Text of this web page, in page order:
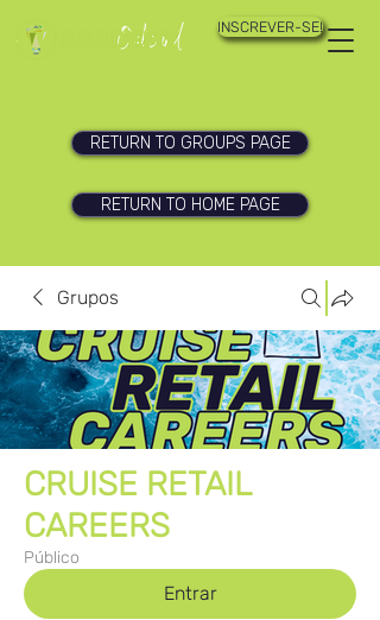
INSCREVER-SE!
RETURN TO GROUPS PAGE
RETURN TO HOME PAGE
Grupos
CRUISE RETAIL
CAREERS
Público
Entrar